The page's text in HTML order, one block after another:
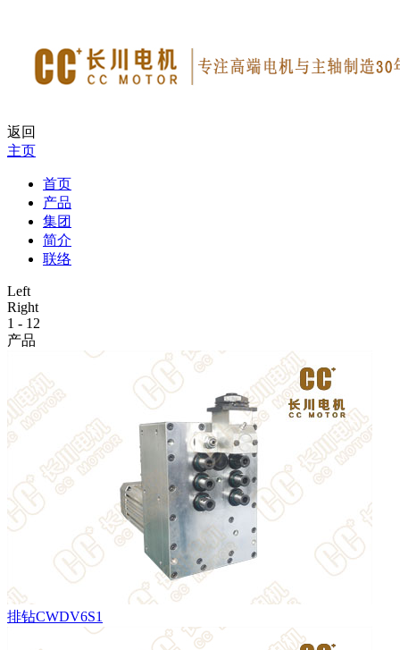
返回
主页
首页
产品
集团
简介
联络
Left
Right
1 - 12
产品
排钻CWDV6S1